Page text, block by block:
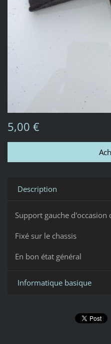
5,00 €
Description
Support gauche
Fixé sur le chassis
En bon état général
Informatique basique